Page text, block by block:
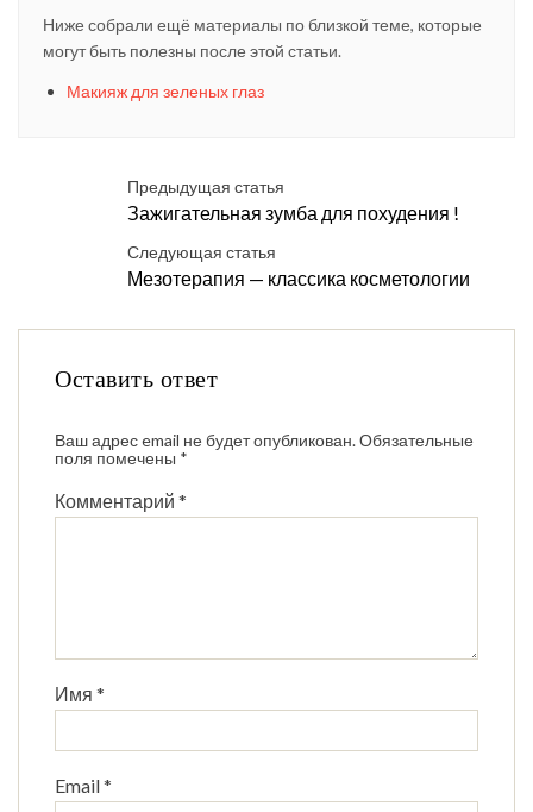
Ниже собрали ещё материалы по близкой теме, которые
могут быть полезны после этой статьи.
Макияж для зеленых глаз
Предыдущая статья
Зажигательная зумба для похудения !
Следующая статья
Мезотерапия — классика косметологии
Оставить ответ
Ваш адрес email не будет опубликован.Обязательные
поля помечены *
Комментарий *
Имя *
Email*